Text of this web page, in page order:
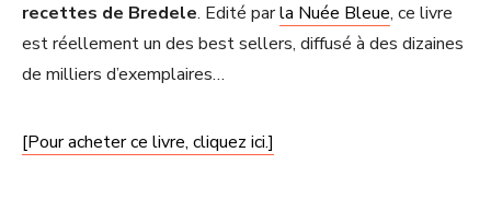
recettes de Bredele. Edité parla Nuée Bleue, ce livre
est réellement un des best sellers, diffusé à des dizaines
de milliers d’exemplaires…
[Pour acheter ce livre, cliquez ici.]